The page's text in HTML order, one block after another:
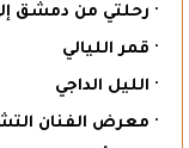
· رحلتي من دمشق
· قمر الليالي
· الليل الداجي
· معرض الفنان